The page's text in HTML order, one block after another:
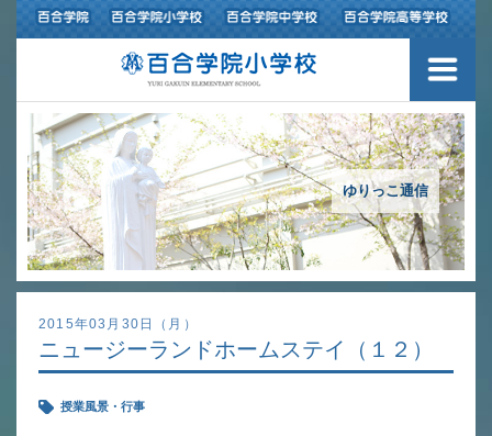
ゆりっこ通信
2015年03月30日（月）
ニュージーランドホームステイ（１２）
授業風景・行事
３つの豊かさ・沿革
施設紹介
アクセスマップ
制服紹介
スクールバス運行
授業の特色